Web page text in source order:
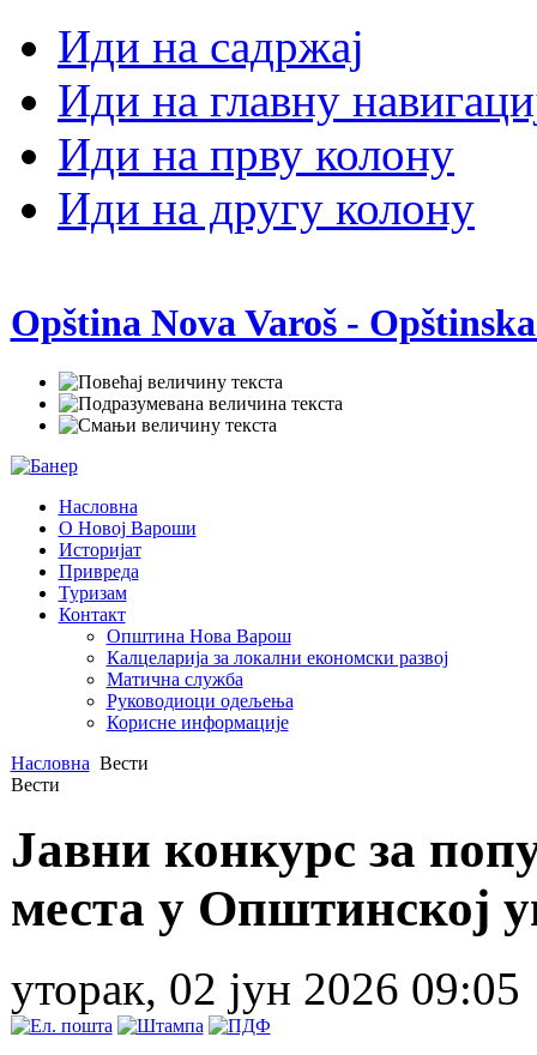
Иди на садржај
Иди на главну
Иди на прву колону
Иди на другу колону
Opština Nova Varoš -
Насловна
О Новој Вароши
Историјат
Привреда
Туризам
Контакт
Општина Нова Варош
Калцеларија за локални економски развој
Матична служба
Руководиоци одељења
Корисне информације
Насловна Вести
Вести
Јавни конкурс за
места у Општинској
уторак, 02 јун 2026 09:05